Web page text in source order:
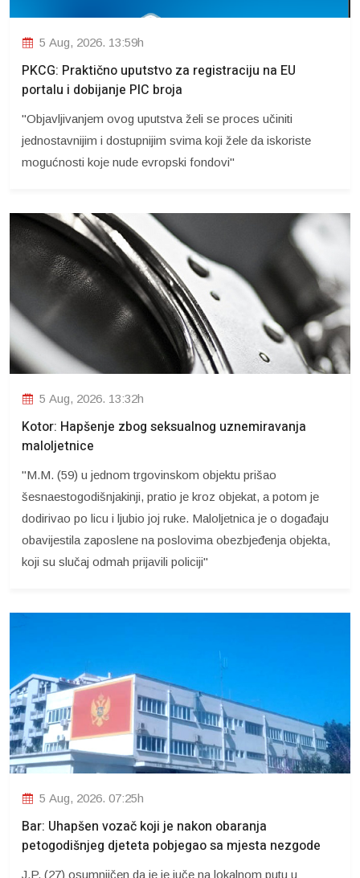
5 Aug, 2026. 13:59h
PKCG: Praktično uputstvo za registraciju na EU
portalu i dobijanje PIC broja
"Objavljivanjem ovog uputstva želi se proces učiniti
jednostavnijim i dostupnijim svima koji žele da iskoriste
mogućnosti koje nude evropski fondovi"
5 Aug, 2026. 13:32h
Kotor: Hapšenje zbog seksualnog uznemiravanja
maloljetnice
"M.M. (59) u jednom trgovinskom objektu prišao
šesnaestogodišnjakinji, pratio je kroz objekat, a potom je
dodirivao po licu i ljubio joj ruke. Maloljetnica je o događaju
obavijestila zaposlene na poslovima obezbjeđenja objekta,
koji su slučaj odmah prijavili policiji"
5 Aug, 2026. 07:25h
Bar: Uhapšen vozač koji je nakon obaranja
petogodišnjeg djeteta pobjegao sa mjesta nezgode
J.P. (27) osumnjičen da je je juče na lokalnom putu u